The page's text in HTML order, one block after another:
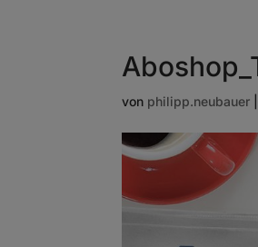
von philipp.neubauer